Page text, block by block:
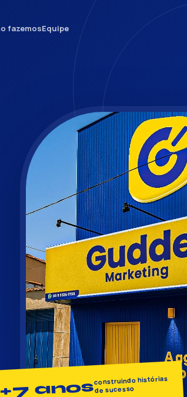
fazemosEquipe
+7 anosconstruindo histórias
de sucesso